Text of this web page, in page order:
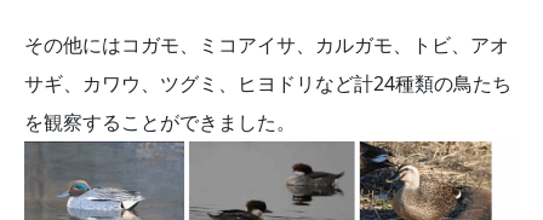
その他にはコガモ、ミコアイサ、カルガモ、トビ、アオ
サギ、カワウ、ツグミ、ヒヨドリなど計24種類の鳥たち
を観察することができました。